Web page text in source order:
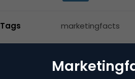
Tags marketingfacts